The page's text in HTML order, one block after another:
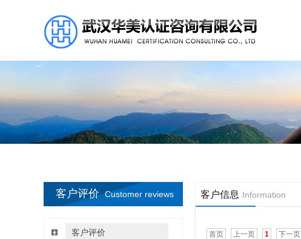
客户评价 Customer reviews
客户评价
客户信息 Information
首页 上一页 1 下一页